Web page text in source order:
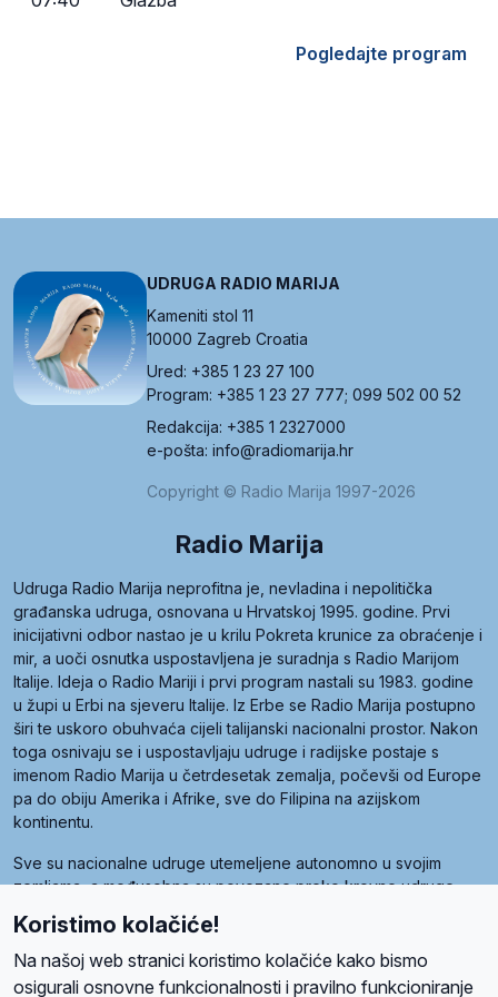
Pogledajte program
UDRUGA RADIO MARIJA
Kameniti stol 11
10000 Zagreb Croatia
Ured: +385 1 23 27 100
Program: +385 1 23 27 777; 099 502 00 52
Redakcija: +385 1 2327000
e-pošta: info@radiomarija.hr
Copyright © Radio Marija 1997-2026
Radio Marija
Udruga Radio Marija neprofitna je, nevladina i nepolitička
građanska udruga, osnovana u Hrvatskoj 1995. godine. Prvi
inicijativni odbor nastao je u krilu Pokreta krunice za obraćenje i
mir, a uoči osnutka uspostavljena je suradnja s Radio Marijom
Italije. Ideja o Radio Mariji i prvi program nastali su 1983. godine
u župi u Erbi na sjeveru Italije. Iz Erbe se Radio Marija postupno
širi te uskoro obuhvaća cijeli talijanski nacionalni prostor. Nakon
toga osnivaju se i uspostavljaju udruge i radijske postaje s
imenom Radio Marija u četrdesetak zemalja, počevši od Europe
pa do obiju Amerika i Afrike, sve do Filipina na azijskom
kontinentu.
Sve su nacionalne udruge utemeljene autonomno u svojim
zemljama, a međusobna su povezane preko krovne udruge
Radio Maria). Svjetsku obitelj utemeljilo je sedam članica, među
kojima je i hrvatska Udruga Radio Marija.
Koristimo kolačiće!
Na našoj web stranici koristimo kolačiće kako bismo
osigurali osnovne funkcionalnosti i pravilno funkcioniranje